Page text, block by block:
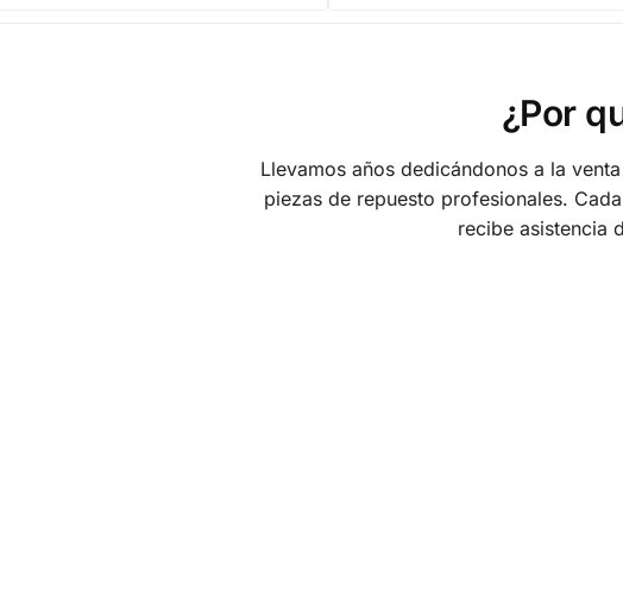
¿Por
Llevamos años dedicándonos a la
piezas de repuesto profesionales.
recibe asistencia